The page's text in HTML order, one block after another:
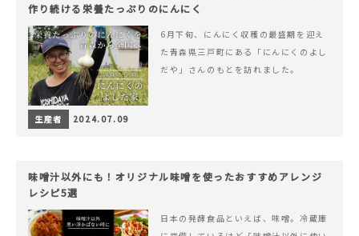
作り続ける栄養たっぷりのにんにく
6月下旬、にんにく収穫の最盛期を迎え
た青森県三戸町にある「にんにくのよし
だや」さんのもとを訪れました。
生産者 2024.07.09
味噌汁以外にも！オリジナル味噌を使ったおすすめアレンジ
レシピ5選
日本の発酵食品といえば、味噌。冷蔵庫